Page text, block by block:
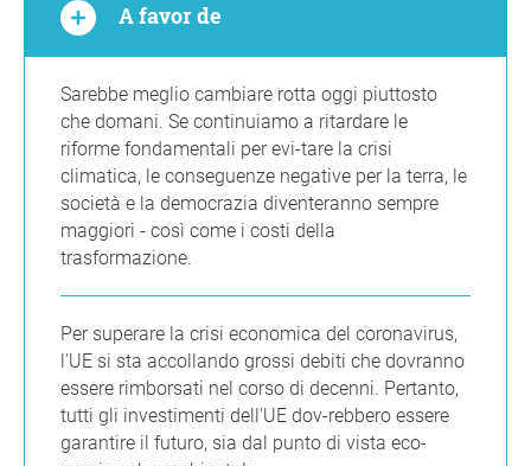
A favor de
Sarebbe meglio cambiare rotta oggi piuttosto
che domani. Se continuiamo a ritardare le
riforme fondamentali per evi-tare la crisi
climatica, le conseguenze negative per la terra, le
società e la democrazia diventeranno sempre
maggiori - così come i costi della
trasformazione.
Per superare la crisi economica del coronavirus,
l'UE si sta accollando grossi debiti che dovranno
essere rimborsati nel corso di decenni. Pertanto,
tutti gli investimenti dell'UE dov-rebbero essere
garantire il futuro, sia dal punto di vista eco-